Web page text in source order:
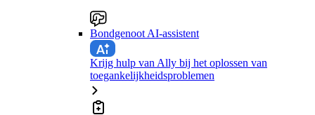
Bondgenoot AI-assistent
Krijg hulp van Ally bij het oplossen van
toegankelijkheidsproblemen